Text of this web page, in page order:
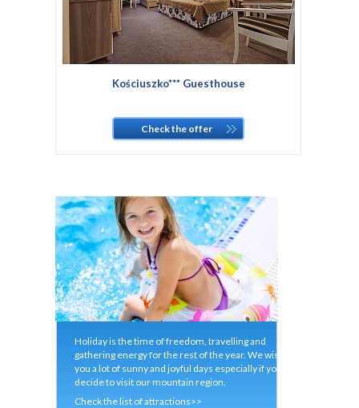
Kościuszko*** Guesthouse
Check the offer
Holiday is the time of freedom, travelling and
gathering energy for the rest of the year. We wish
you a lot of sunny and joyful days especially if you
decide to visit our mountain region.
Check the list of attractions>>